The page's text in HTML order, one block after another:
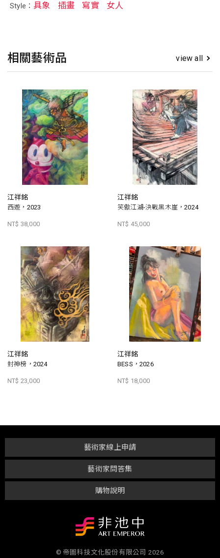
Style： 具象 插畫 寫實 女人
相關藝術品 view all
江祥銘
西遊，2023
NT$ 38,000
江祥銘
笑傲江湖-決戰黑木崖，2024
NT$ 45,000
江祥銘
封神榜，2024
NT$ 23,000
江祥銘
BESS，2026
NT$ 18,000
購物說明
藝術家問答集
藝術家線上申請
© 帝圖科技文化股份有限公司 2026